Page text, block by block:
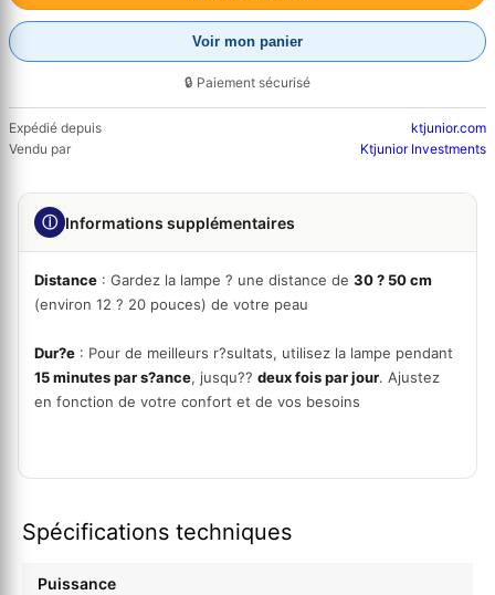
Voir mon panier
🔒 Paiement sécurisé
Expédié depuis
ktjunior.com
Vendu par
Ktjunior Investments
ⓘ Informations supplémentaires
Distance : Gardez la lampe ? une distance de 30 ? 50 cm
(environ 12 ? 20 pouces) de votre peau
Dur?e : Pour de meilleurs r?sultats, utilisez la lampe pendant
15 minutes par s?ance, jusqu?? deux fois par jour. Ajustez
en fonction de votre confort et de vos besoins
Spécifications techniques
Puissance